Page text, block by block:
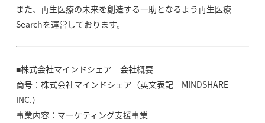
また、再生医療の未来を創造する一助となるよう再生医療
Searchを運営しております。
■株式会社マインドシェア 会社概要
商号：株式会社マインドシェア（英文表記 MINDSHARE
INC.）
事業内容：マーケティング支援事業